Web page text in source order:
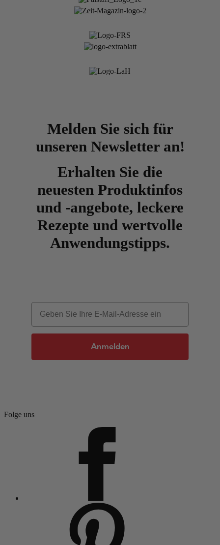
Melden Sie sich für
unseren Newsletter an!
Erhalten Sie die
neuesten Produktinfos
und -angebote, leckere
Rezepte und wertvolle
Anwendungstipps.
Email
Anmelden
Folge uns